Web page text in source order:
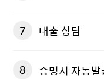
7 대출 상담
8 증명서 자동발